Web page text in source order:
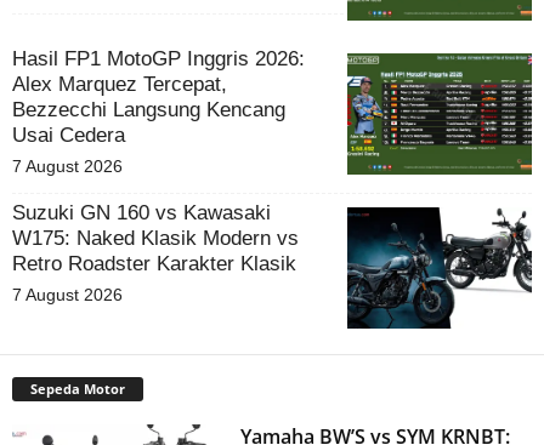
Hasil FP1 MotoGP Inggris 2026:
Alex Marquez Tercepat,
Bezzecchi Langsung Kencang
Usai Cedera
7 August 2026
Suzuki GN 160 vs Kawasaki
W175: Naked Klasik Modern vs
Retro Roadster Karakter Klasik
7 August 2026
Sepeda Motor
Yamaha BW’S vs SYM KRNBT: